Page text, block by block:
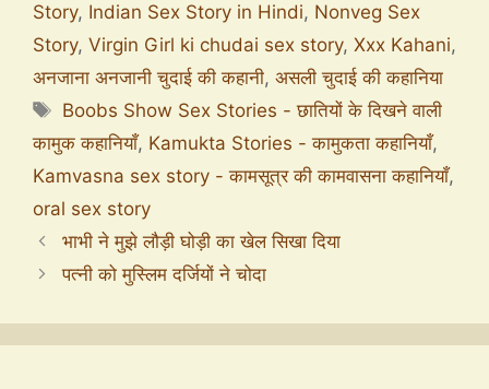
Story, Indian Sex Story in Hindi, Nonveg Sex
Story, Virgin Girl ki chudai sex story, Xxx Kahani,
अनजाना अनजानी चुदाई की कहानी, असली चुदाई की कहानिया
Boobs Show Sex Stories - छातियों के दिखने वाली
कामुक कहानियाँ, Kamukta Stories - कामुकता कहानियाँ,
Kamvasna sex story - कामसूत्र की कामवासना कहानियाँ,
oral sex story
भाभी ने मुझे लौड़ी घोड़ी का खेल सिखा दिया
पत्नी को मुस्लिम दर्जियों ने चोदा